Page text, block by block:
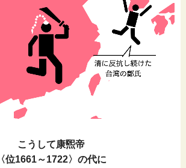
こうして康煕帝
〈位1661～1722〉の代に